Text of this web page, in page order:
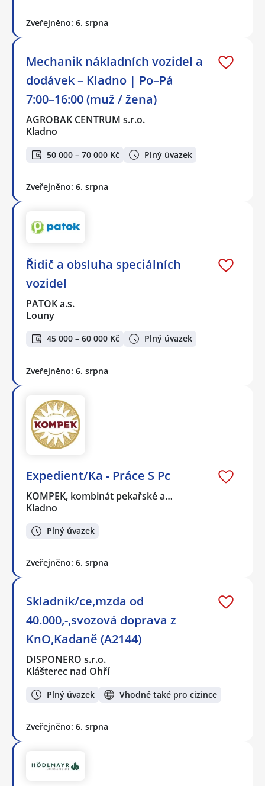
Zveřejněno: 6. srpna
Mechanik nákladních vozidel a
dodávek – Kladno | Po–Pá
7:00–16:00 (muž / žena)
AGROBAK CENTRUM s.r.o.
Kladno
50 000 – 70 000 Kč Plný úvazek
Zveřejněno: 6. srpna
Řidič a obsluha speciálních
vozidel
PATOK a.s.
Louny
45 000 – 60 000 Kč Plný úvazek
Zveřejněno: 6. srpna
Expedient/Ka - Práce S Pc
KOMPEK, kombinát pekařské a…
Kladno
Plný úvazek
Zveřejněno: 6. srpna
Skladník/ce,mzda od
40.000,-,svozová doprava z
KnO,Kadaně (A2144)
DISPONERO s.r.o.
Klášterec nad Ohří
Plný úvazek Vhodné také pro cizince
Zveřejněno: 6. srpna